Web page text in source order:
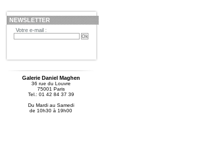
NEWSLETTER
Votre e-mail :
Galerie Daniel Maghen
36 rue du Louvre
75001 Paris
Tel.: 01 42 84 37 39
Du Mardi au Samedi
de 10h30 à 19h00